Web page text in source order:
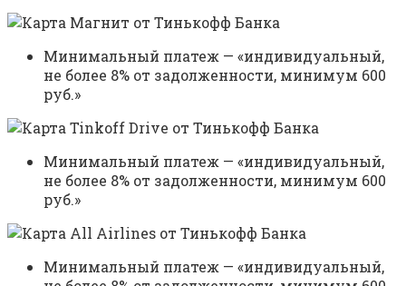
Минимальный платеж — «индивидуальный,
не более 8% от задолженности, минимум 600
руб.»
Минимальный платеж — «индивидуальный,
не более 8% от задолженности, минимум 600
руб.»
Минимальный платеж — «индивидуальный,